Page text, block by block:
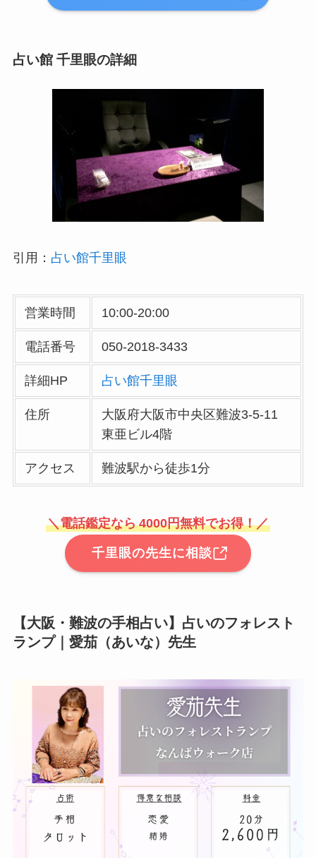
占い館 千里眼の詳細
引用： 占い館千里眼
営業時間 10:00-20:00
電話番号 050-2018-3433
詳細HP 占い館千里眼
住所
大阪府大阪市中央区難波3-5-11
東亜ビル4階
アクセス 難波駅から徒歩1分
＼電話鑑定なら 4000円無料でお得！／
千里眼の先生に相談
【大阪・難波の手相占い】 占いのフォレスト
ランプ｜愛茄（あいな）先生